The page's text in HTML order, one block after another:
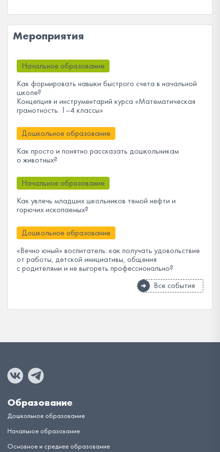
Мероприятия
Начальное образование
Как формировать навыки быстрого счета в начальной
школе?
Концепция и инструментарий курса «Математическая
грамотность. 1–4 классы»
Дошкольное образование
Как просто и понятно рассказать дошкольникам
о животных?
Начальное образование
Как увлечь младших школьников темой нефти и
горючих ископаемых?
Дошкольное образование
«Вечно юный» воспитатель: как получать удовольствие
от работы, детской инициативы, общения
с родителями и не выгореть профессионально?
Все события
Образование
Дошкольное образование
Начальное образование
Основное и среднее образование